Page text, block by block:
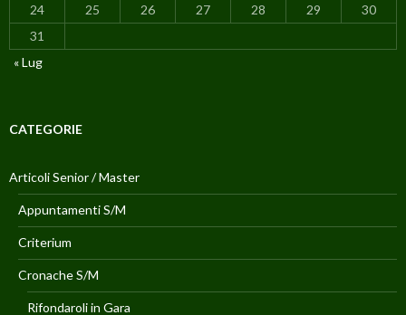
24
25 26 27 28 29
30
31
« Lug
CATEGORIE
Articoli Senior / Master
Appuntamenti S/M
Criterium
Cronache S/M
Rifondaroli in Gara